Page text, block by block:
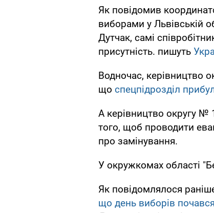
Як повідомив
виборами у Львівській
Дутчак, самі
присутність. пишуть
Водночас, керівництво
що спецпідрозділ
А керівництво округу №
того, щоб проводити
про замінування.
У окружкомах області
Як повідомлялося
що день виборів